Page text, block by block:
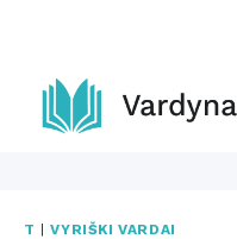
content
T |VYRIŠKI VARDAI